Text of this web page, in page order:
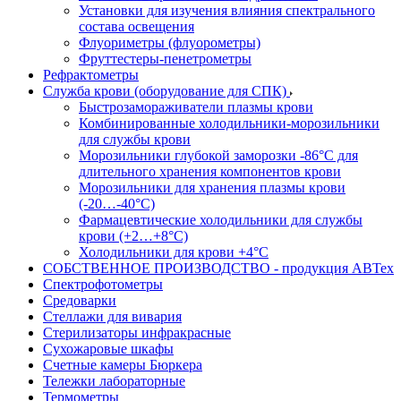
Установки для изучения влияния спектрального
состава освещения
Флуориметры (флуорометры)
Фруттестеры-пенетрометры
Рефрактометры
Служба крови (оборудование для СПК)
Быстрозамораживатели плазмы крови
Комбинированные холодильники-морозильники
для службы крови
Морозильники глубокой заморозки -86°С для
длительного хранения компонентов крови
Морозильники для хранения плазмы крови
(-20…-40°С)
Фармацевтические холодильники для службы
крови (+2…+8°С)
Холодильники для крови +4°С
СОБСТВЕННОЕ ПРОИЗВОДСТВО - продукция АВТех
Спектрофотометры
Средоварки
Стеллажи для вивария
Стерилизаторы инфракрасные
Сухожаровые шкафы
Счетные камеры Бюркера
Тележки лабораторные
Термометры